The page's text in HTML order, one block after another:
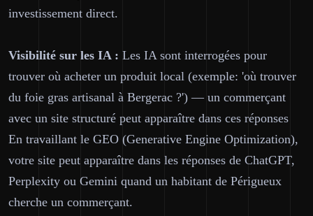
investissement direct.
Visibilité sur les IA : Les IA sont interrogées pour
trouver où acheter un produit local (exemple: 'où trouver
du foie gras artisanal à Bergerac ?') — un commerçant
avec un site structuré peut apparaître dans ces réponses
En travaillant le GEO (Generative Engine Optimization),
votre site peut apparaître dans les réponses de ChatGPT,
Perplexity ou Gemini quand un habitant de Périgueux
cherche un commerçant.